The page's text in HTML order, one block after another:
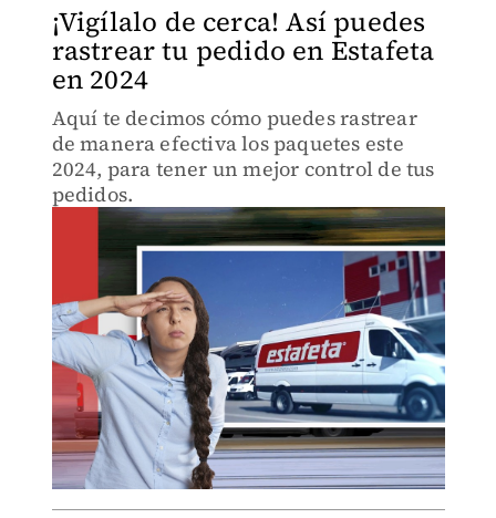
¡Vigílalo de cerca! Así puedes
rastrear tu pedido en Estafeta
en 2024
Aquí te decimos cómo puedes rastrear
de manera efectiva los paquetes este
2024, para tener un mejor control de tus
pedidos.